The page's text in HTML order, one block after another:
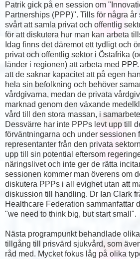
Patrik gick på en session om
Partnerships (PPP)". Tills för några
svårt att samla privat och offentlig
för att diskutera hur man kan arbeta
Idag finns det däremot ett tydligt och
privat och offentlig sektor i Östafrika
länder i regionen) att arbeta med
att de saknar kapacitet att på egen
hela sin befolkning och behöver
vårdgivarna, medan de privata
marknad genom den växande
vård till den stora massan, i
Dessvärre har inte PPPs levt upp till
förväntningarna och under sessionen
representanter från den privata
upp till sin potential eftersom
näringslivet och inte ger de rätta
sessionen kommer man överens om
diskutera PPPs i all evighet utan att
diskussion till handling. Dr Ian Clark
Healthcare Federation sammanfattar
"we need to think big, but start small".
Nästa programpunkt behandlade
tillgång till prisvärd sjukvård, som
råd med. Mycket fokus låg på olika